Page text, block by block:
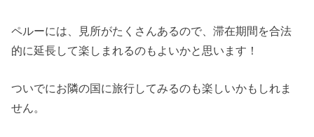
ペルーには、見所がたくさんあるので、滞在期間を合法
的に延長して楽しまれるのもよいかと思います！
ついでにお隣の国に旅行してみるのも楽しいかもしれま
せん。